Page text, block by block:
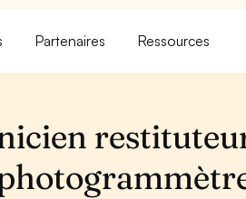
Partenaires Ressources